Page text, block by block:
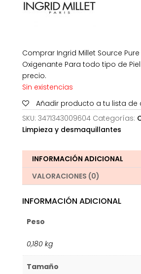
Comprar Ingrid Millet Source
Oxigenante Para todo tipo de
precio.
Sin existencias
Añadir producto a tu lista de
SKU: 3471343009604 Categorías:
Limpieza y desmaquillantes
INFORMACIÓN ADICIONAL
VALORACIONES (0)
INFORMACIÓN ADICIONAL
Peso
0,180 kg
Tamaño